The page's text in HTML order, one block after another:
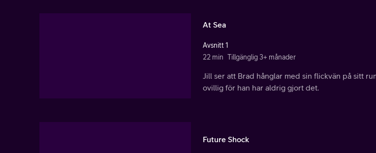
At Sea
Avsnitt 1
22 min Tillgänglig 3+ månader
Jill ser att Brad hånglar med sin flickvän på sitt
ovillig för han har aldrig gjort det.
Future Shock